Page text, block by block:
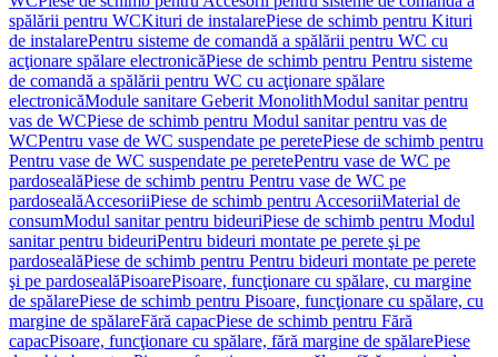
spălării pentru WCKituri de instalarePiese de schimb pentru Kituri
de instalarePentru sisteme de comandă a spălării pentru WC cu
acţionare spălare electronicăPiese de schimb pentru Pentru sisteme
de comandă a spălării pentru WC cu acţionare spălare
electronicăModule sanitare Geberit MonolithModul sanitar pentru
vas de WCPiese de schimb pentru Modul sanitar pentru vas de
WCPentru vase de WC suspendate pe peretePiese de schimb pentru
Pentru vase de WC suspendate pe peretePentru vase de WC pe
pardosealăPiese de schimb pentru Pentru vase de WC pe
pardosealăAccesoriiPiese de schimb pentru AccesoriiMaterial de
consumModul sanitar pentru bideuriPiese de schimb pentru Modul
sanitar pentru bideuriPentru bideuri montate pe perete şi pe
pardosealăPiese de schimb pentru Pentru bideuri montate pe perete
şi pe pardosealăPisoarePisoare, funcţionare cu spălare, cu margine
de spălarePiese de schimb pentru Pisoare, funcţionare cu spălare, cu
margine de spălareFără capacPiese de schimb pentru Fără
capacPisoare, funcţionare cu spălare, fără margine de spălarePiese